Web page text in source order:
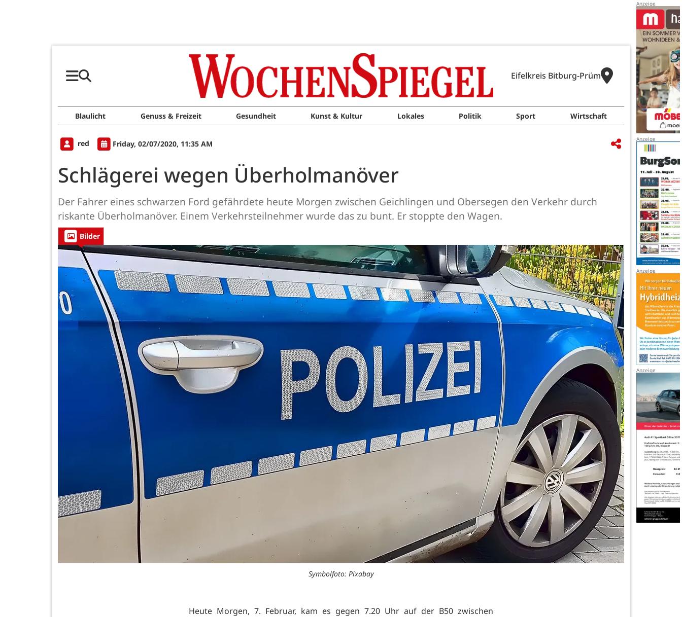
Eifelkreis Bitburg-Prüm
Blaulicht Genuss & Freizeit Gesundheit Kunst & Kultur Lokales Politik Sport Wirtschaft
red Friday, 02/07/2020, 11:35 AM
Schlägerei wegen Überholmanöver
Der Fahrer eines schwarzen Ford gefährdete heute Morgen zwischen Geichlingen und Obersegen den Verkehr durch
riskante Überholmanöver. Einem Verkehrsteilnehmer wurde das zu bunt. Er stoppte den Wagen.
Bilder
Symbolfoto: Pixabay
Heute Morgen, 7. Februar, kam es gegen 7.20 Uhr auf der B50 zwischen